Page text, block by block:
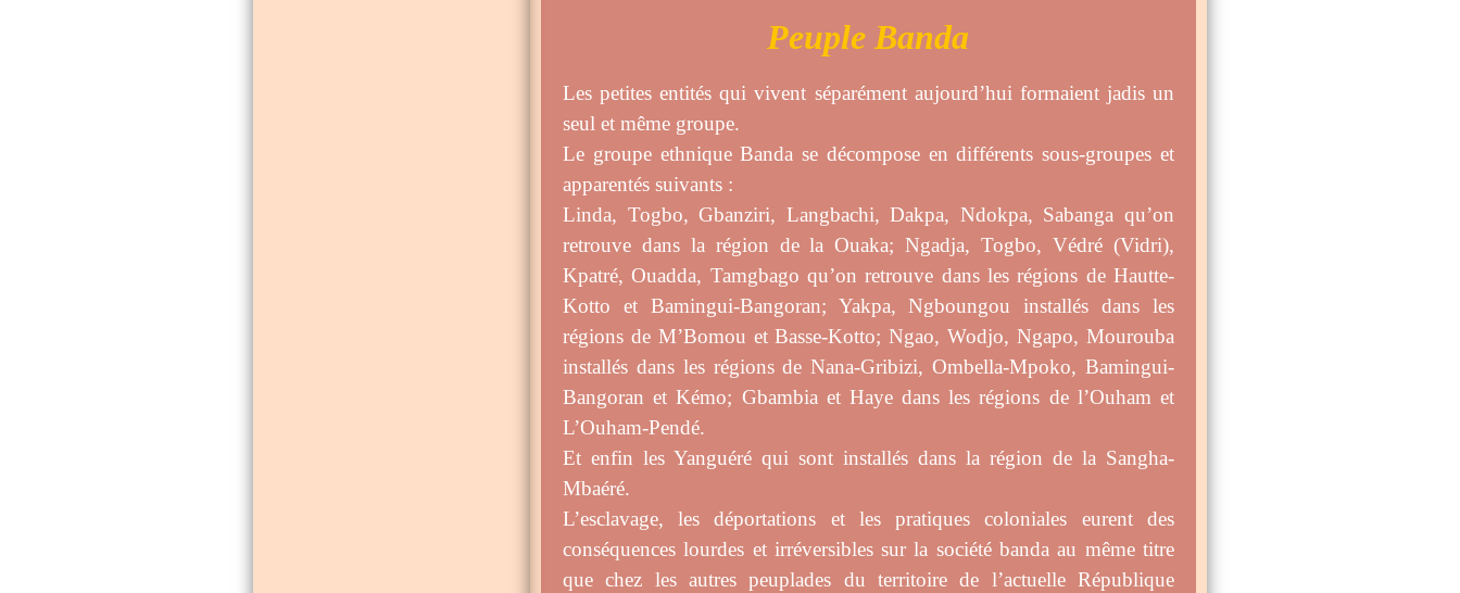
Peuple Banda
Les petites entités qui vivent séparément aujourd’hui formaient jadis un
seul et même groupe.
Le groupe ethnique Banda se décompose en différents sous-groupes et
apparentés suivants :
Linda, Togbo, Gbanziri, Langbachi, Dakpa, Ndokpa, Sabanga qu’on
retrouve dans la région de la Ouaka; Ngadja, Togbo, Védré (Vidri),
Kpatré, Ouadda, Tamgbago qu’on retrouve dans les régions de Hautte-
Kotto et Bamingui-Bangoran; Yakpa, Ngboungou installés dans les
régions de M’Bomou et Basse-Kotto; Ngao, Wodjo, Ngapo, Mourouba
installés dans les régions de Nana-Gribizi, Ombella-Mpoko, Bamingui-
Bangoran et Kémo; Gbambia et Haye dans les régions de l’Ouham et
L’Ouham-Pendé.
Et enfin les Yanguéré qui sont installés dans la région de la Sangha-
Mbaéré.
L’esclavage, les déportations et les pratiques coloniales eurent des
conséquences lourdes et irréversibles sur la société banda au même titre
que chez les autres peuplades du territoire de l’actuelle République